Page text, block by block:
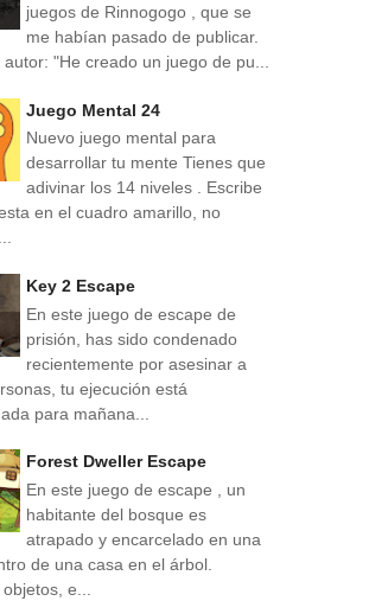
juegos de Rinnogogo , que se
me habían pasado de publicar.
"He creado un juego de pu...
Juego Mental 24
Nuevo juego mental para
desarrollar tu mente Tienes que
adivinar los 14 niveles . Escribe
en el cuadro amarillo, no
Key 2 Escape
En este juego de escape de
prisión, has sido condenado
recientemente por asesinar a
tu ejecución está
para mañana...
Forest Dweller Escape
En este juego de escape , un
habitante del bosque es
atrapado y encarcelado en una
de una casa en el árbol.
e...